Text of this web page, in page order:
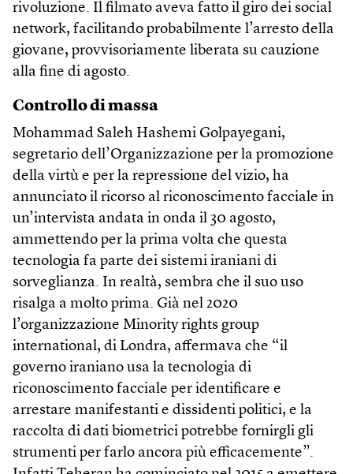
rivoluzione. Il filmato aveva fatto il giro dei social
network, facilitando probabilmente l’arresto della
giovane, provvisoriamente liberata su cauzione
alla fine di agosto.
Controllo di massa
Mohammad Saleh Hashemi Golpayegani,
segretario dell’Organizzazione per la promozione
della virtù e per la repressione del vizio, ha
annunciato il ricorso al riconoscimento facciale in
un’intervista andata in onda il 30 agosto,
ammettendo per la prima volta che questa
tecnologia fa parte dei sistemi iraniani di
sorveglianza. In realtà, sembra che il suo uso
risalga a molto prima. Già nel 2020
l’organizzazione Minority rights group
international, di Londra, affermava che “il
governo iraniano usa la tecnologia di
riconoscimento facciale per identificare e
arrestare manifestanti e dissidenti politici, e la
raccolta di dati biometrici potrebbe fornirgli gli
strumenti per farlo ancora più efficacemente”.